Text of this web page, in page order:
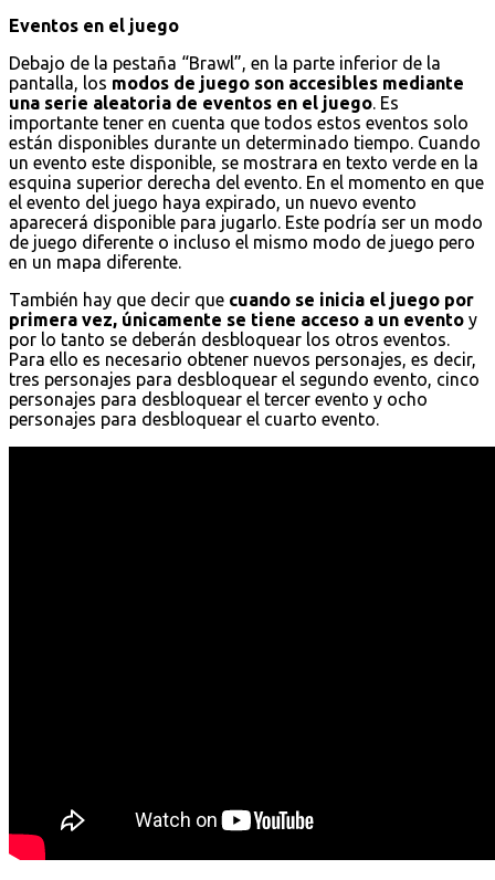
Eventos en el juego
Debajo de la pestaña “Brawl”, en la parte inferior de la
pantalla, los modos de juego son accesibles mediante
una serie aleatoria de eventos en el juego. Es
importante tener en cuenta que todos estos eventos solo
están disponibles durante un determinado tiempo. Cuando
un evento este disponible, se mostrara en texto verde en la
esquina superior derecha del evento. En el momento en que
el evento del juego haya expirado, un nuevo evento
aparecerá disponible para jugarlo. Este podría ser un modo
de juego diferente o incluso el mismo modo de juego pero
en un mapa diferente.
También hay que decir que cuando se inicia el juego por
primera vez, únicamente se tiene acceso a un evento y
por lo tanto se deberán desbloquear los otros eventos.
Para ello es necesario obtener nuevos personajes, es decir,
tres personajes para desbloquear el segundo evento, cinco
personajes para desbloquear el tercer evento y ocho
personajes para desbloquear el cuarto evento.